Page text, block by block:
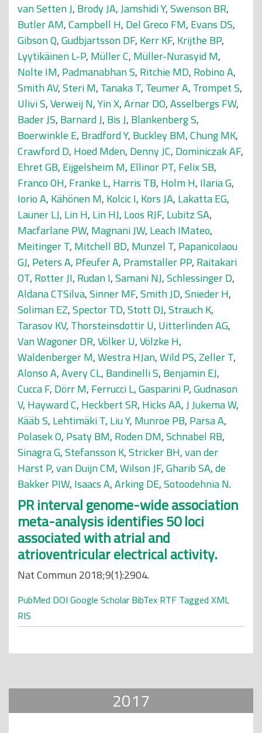
van Setten J, Brody JA,Jamshidi Y,Swenson BR,
Butler AM,Campbell H, Del Greco FM, Evans DS,
Gibson Q,Gudbjartsson DF, Kerr KF, Krijthe BP,
Lyytikäinen L-P, Müller C, Müller-Nurasyid M,
Nolte IM, Padmanabhan S, Ritchie MD, Robino A,
Smith AV,Steri M, Tanaka T, Teumer A, Trompet S,
Ulivi S,Verweij N,Yin X,Arnar DO,Asselbergs FW,
Bader JS, Barnard J, Bis J, Blankenberg S,
Boerwinkle E, Bradford Y, Buckley BM,Chung MK,
Crawford D, Hoed Mden, Denny JC, Dominiczak AF,
Ehret GB, Eijgelsheim M, Ellinor PT, Felix SB,
Franco OH, Franke L, Harris TB, Holm H, Ilaria G,
Iorio A, Kähönen M, Kolcic I, Kors JA, Lakatta EG,
Launer LJ, Lin H, Lin HJ, Loos RJF, Lubitz SA,
Macfarlane PW, Magnani JW, Leach IMateo,
Meitinger T, Mitchell BD, Munzel T, Papanicolaou
GJ, Peters A, Pfeufer A, Pramstaller PP, Raitakari
OT, Rotter JI, Rudan I,Samani NJ,Schlessinger D,
Aldana CTSilva,Sinner MF,Smith JD,Snieder H,
Soliman EZ,Spector TD,Stott DJ,Strauch K,
Tarasov KV, Thorsteinsdottir U, Uitterlinden AG,
Van Wagoner DR,Völker U,Völzke H,
Waldenberger M,Westra HJan,Wild PS,Zeller T,
Alonso A,Avery CL, Bandinelli S, Benjamin EJ,
Cucca F, Dörr M, Ferrucci L,Gasparini P,Gudnason
V, Hayward C, Heckbert SR, Hicks AA,J Jukema W,
Kääb S, Lehtimäki T, Liu Y, Munroe PB, Parsa A,
Polasek O, Psaty BM, Roden DM,Schnabel RB,
Sinagra G,Stefansson K,Stricker BH,van der
Harst P,van Duijn CM,Wilson JF,Gharib SA,de
Bakker PIW, Isaacs A,Arking DE,Sotoodehnia N.
PR interval genome-wide association
meta-analysis identifies 50 loci
associated with atrial and
atrioventricular electrical activity.
Nat Commun 2018;9(1):2904.
PubMed DOI Google Scholar BibTex RTF Tagged XML
RIS
2017